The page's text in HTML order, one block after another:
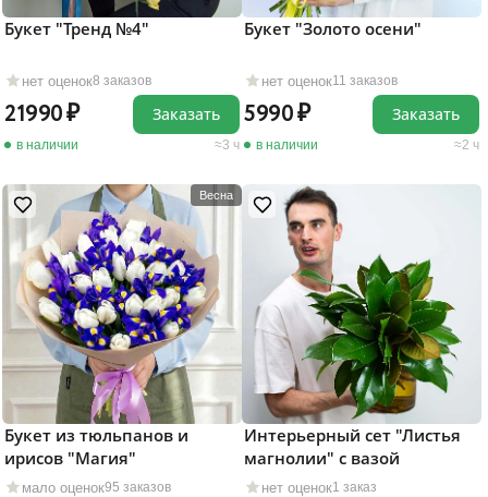
нет оценок8 заказов
Букет "Тренд №4"
21990
в наличии 3 ч
Заказать
нет оценок11 заказов
Букет "Золото осени"
5990
в наличии 2 ч
Заказать
Весна
мало оценок95 заказов
Букет из тюльпанов и
ирисов "Магия"
нет оценок1 заказ
Интерьерный сет "Листья
магнолии" с вазой